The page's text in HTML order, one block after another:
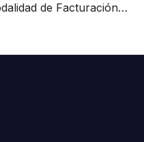
de Facturación…